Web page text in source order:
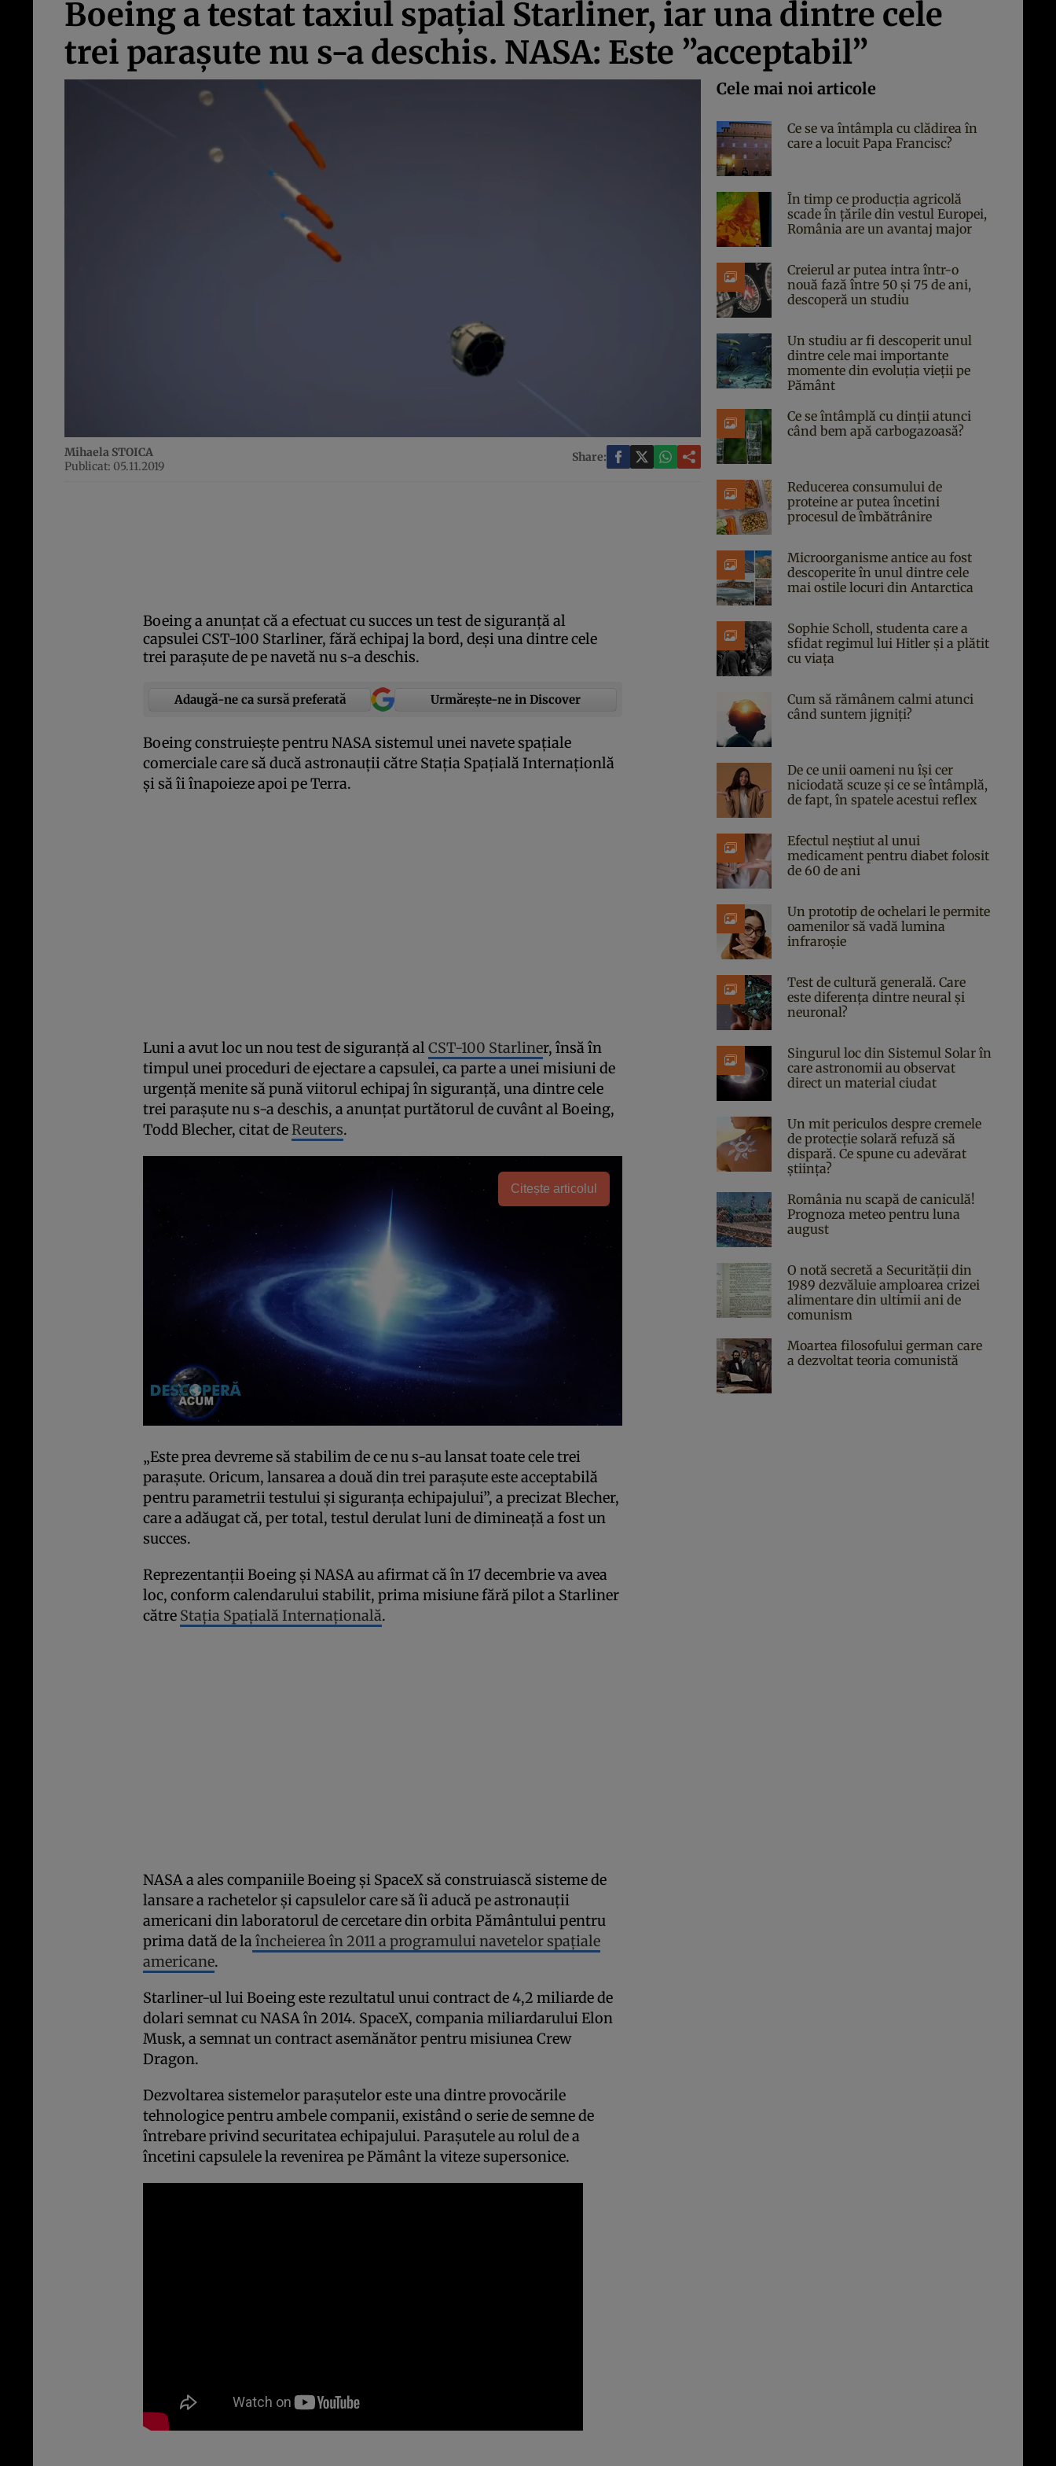
Boeing a testat taxiul spaţial Starliner, iar una dintre cele
trei paraşute nu s-a deschis. NASA: Este ”acceptabil”
Mihaela STOICA
Publicat: 05.11.2019
Share:
Boeing a anunţat că a efectuat cu succes un test de siguranţă al
capsulei CST-100 Starliner, fără echipaj la bord, deşi una dintre cele
trei paraşute de pe navetă nu s-a deschis.
Adaugă-ne ca sursă preferată Urmărește-ne in Discover
Boeing construieşte pentru NASA sistemul unei navete spaţiale
comerciale care să ducă astronauţii către Staţia Spaţială Internaţionlă
şi să îi înapoieze apoi pe Terra.
Luni a avut loc un nou test de siguranţă alCST-100 Starliner, însă în
timpul unei proceduri de ejectare a capsulei, ca parte a unei misiuni de
urgenţă menite să pună viitorul echipaj în siguranţă, una dintre cele
trei paraşute nu s-a deschis, a anunţat purtătorul de cuvânt al Boeing,
Todd Blecher, citat deReuters.
Citește articolul
„Este prea devreme să stabilim de ce nu s-au lansat toate cele trei
paraşute. Oricum, lansarea a două din trei paraşute este acceptabilă
pentru parametrii testului şi siguranţa echipajului”, a precizat Blecher,
care a adăugat că, per total, testul derulat luni de dimineaţă a fost un
succes.
Reprezentanţii Boeing şi NASA au afirmat că în 17 decembrie va avea
loc, conform calendarului stabilit, prima misiune fără pilot a Starliner
către Staţia Spaţială Internaţională.
NASA a ales companiile Boeing şi SpaceX să construiască sisteme de
lansare a rachetelor şi capsulelor care să îi aducă pe astronauţii
americani din laboratorul de cercetare din orbita Pământului pentru
prima dată de laîncheierea în 2011 a programului navetelor spaţiale
americane.
Starliner-ul lui Boeing este rezultatul unui contract de 4,2 miliarde de
dolari semnat cu NASA în 2014. SpaceX, compania miliardarului Elon
Musk, a semnat un contract asemănător pentru misiunea Crew
Dragon.
Dezvoltarea sistemelor paraşutelor este una dintre provocările
tehnologice pentru ambele companii, existând o serie de semne de
întrebare privind securitatea echipajului. Paraşutele au rolul de a
încetini capsulele la revenirea pe Pământ la viteze supersonice.
Cele mai noi articole
Ce se va întâmpla cu clădirea în
care a locuit Papa Francisc?
În timp ce producția agricolă
scade în țările din vestul Europei,
România are un avantaj major
Creierul ar putea intra într-o
nouă fază între 50 și 75 de ani,
descoperă un studiu
Un studiu ar fi descoperit unul
dintre cele mai importante
momente din evoluția vieții pe
Pământ
Ce se întâmplă cu dinții atunci
când bem apă carbogazoasă?
Reducerea consumului de
proteine ar putea încetini
procesul de îmbătrânire
Microorganisme antice au fost
descoperite în unul dintre cele
mai ostile locuri din Antarctica
Sophie Scholl, studenta care a
sfidat regimul lui Hitler și a plătit
cu viața
Cum să rămânem calmi atunci
când suntem jigniți?
De ce unii oameni nu își cer
niciodată scuze și ce se întâmplă,
de fapt, în spatele acestui reflex
Efectul neștiut al unui
medicament pentru diabet folosit
de 60 de ani
Un prototip de ochelari le permite
oamenilor să vadă lumina
infraroșie
Test de cultură generală. Care
este diferența dintre neural și
neuronal?
Singurul loc din Sistemul Solar în
care astronomii au observat
direct un material ciudat
Un mit periculos despre cremele
de protecție solară refuză să
dispară. Ce spune cu adevărat
știința?
România nu scapă de caniculă!
Prognoza meteo pentru luna
august
O notă secretă a Securității din
1989 dezvăluie amploarea crizei
alimentare din ultimii ani de
comunism
Moartea filosofului german care
a dezvoltat teoria comunistă